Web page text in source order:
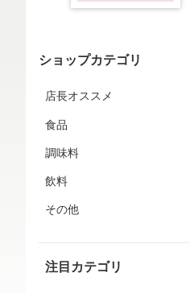
ショップカテゴリ
店長オススメ
食品
調味料
飲料
その他
注目カテゴリ